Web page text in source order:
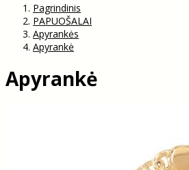
Pagrindinis
PAPUOŠALAI
Apyrankės
Apyrankė
Apyrankė